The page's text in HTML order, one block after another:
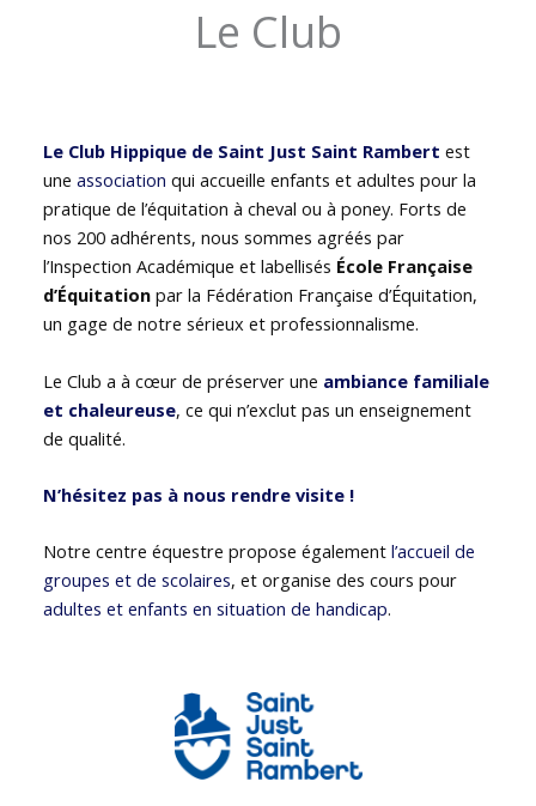
Le Club
Le Club Hippique de Saint Just Saint Rambert est
uneassociation qui accueille enfants et adultes pour la
pratique de l’équitation à cheval ou à poney. Forts de
nos 200 adhérents, nous sommes agréés par
l’Inspection Académique et labellisés École Française
d’Équitation par la Fédération Française d’Équitation,
un gage de notre sérieux et professionnalisme.
Le Club a à cœur de préserver une ambiance familiale
et chaleureuse, ce qui n’exclut pas un enseignement
de qualité.
N’hésitez pas à nous rendre visite !
Notre centre équestre propose égalementl’accueil de
groupes et de scolaires, et organise des cours pour
adultes et enfants en situation de handicap.